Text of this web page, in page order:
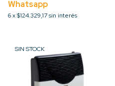
6x$124.329,17sin interés
SIN STOCK